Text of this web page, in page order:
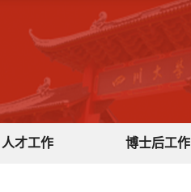
人才工作 博士后工作